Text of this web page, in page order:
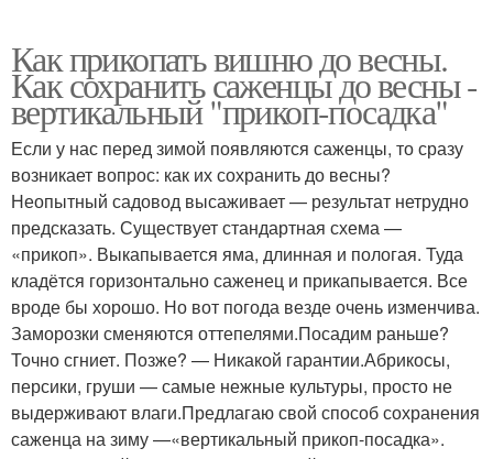
Как прикопать вишню до весны.
Как сохранить саженцы до весны -
вертикальный "прикоп-посадка"
Если у нас перед зимой появляются саженцы, то сразу
возникает вопрос: как их сохранить до весны?
Неопытный садовод высаживает — результат нетрудно
предсказать. Существует стандартная схема —
«прикоп». Выкапывается яма, длинная и пологая. Туда
кладётся горизонтально саженец и прикапывается. Все
вроде бы хорошо. Но вот погода везде очень изменчива.
Заморозки сменяются оттепелями.Посадим раньше?
Точно сгниет. Позже? — Никакой гарантии.Абрикосы,
персики, груши — самые нежные культуры, просто не
выдерживают влаги.Предлагаю свой способ сохранения
саженца на зиму —«вертикальный прикоп-посадка».